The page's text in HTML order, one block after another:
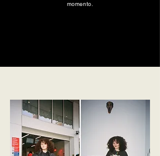
momento.